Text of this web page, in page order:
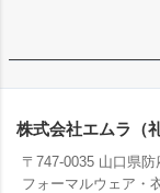
株式会社エムラ（
〒747-0035 山口県
フォーマルウェア・